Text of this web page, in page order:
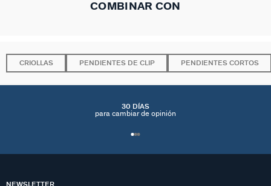
COMBINAR CON
CRIOLLAS PENDIENTES DE CLIP PENDIENTES CORTOS
30 DÍAS
para cambiar de opinión
NEWSLETTER